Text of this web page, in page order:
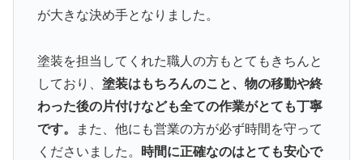
が大きな決め手となりました。
塗装を担当してくれた職人の方もとてもきちんと
しており、 塗装はもちろんのこと、物の移動や終
わった後の片付けなども全ての作業がとても丁寧
です。
また、他にも営業の方が必ず時間を守って
くださいました。
時間に正確なのはとても安心で